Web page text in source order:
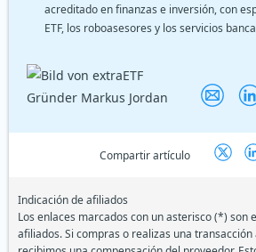
acreditado en finanzas e inversión, con
ETF, los roboasesores y los servicios
Compartir artículo
Indicación de afiliados
Los enlaces marcados con un asterisco (*) son
afiliados. Si compras o realizas una